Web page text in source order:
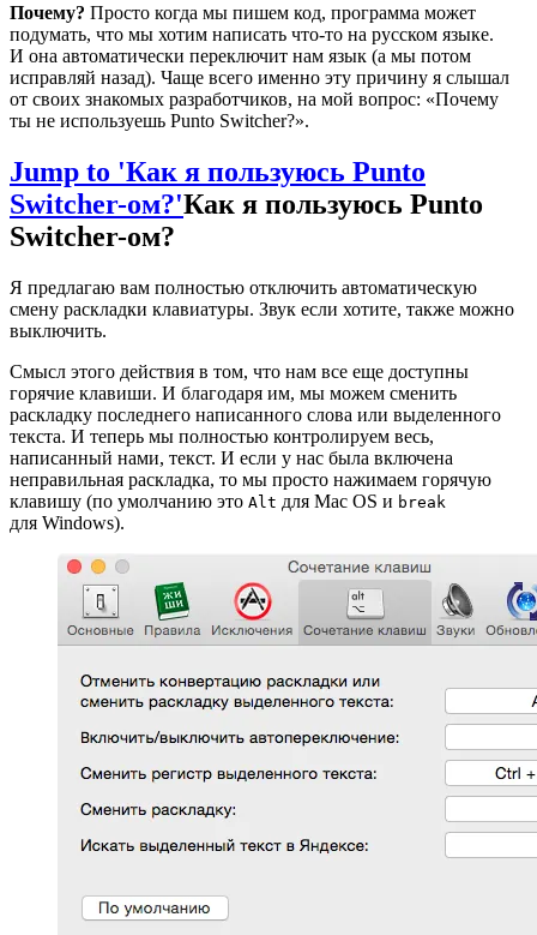
Почему? Просто когда мы пишем код, программа может
подумать, что мы хотим написать что-то на русском языке.
И она автоматически переключит нам язык (а мы потом
исправляй назад). Чаще всего именно эту причину я слышал
от своих знакомых разработчиков, на мой вопрос: «Почему
ты не используешь Punto Switcher?».
Jump to 'Как я пользуюсь Punto
Switcher-ом?'Как я пользуюсь Punto
Switcher-ом?
Я предлагаю вам полностью отключить автоматическую
смену раскладки клавиатуры. Звук если хотите, также можно
выключить.
Смысл этого действия в том, что нам все еще доступны
горячие клавиши. И благодаря им, мы можем сменить
раскладку последнего написанного слова или выделенного
текста. И теперь мы полностью контролируем весь,
написанный нами, текст. И если у нас была включена
неправильная раскладка, то мы просто нажимаем горячую
клавишу (по умолчанию это Alt для Mac OS и break
для Windows).